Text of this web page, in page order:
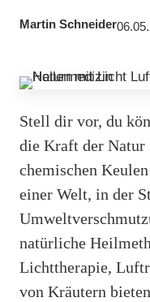
Martin Schneider
Stell dir vor, du
die Kraft der Natur
chemischen
einer Welt, in der
natürliche
Lichttherapie,
von Kräutern